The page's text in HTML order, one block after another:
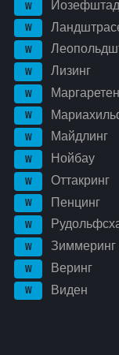
W
W
W
W Лизинг
W Маргаретен
W
W Майдлинг
W Нойбау
W Оттакринг
W Пенцинг
W
W Зиммеринг
W Веринг
W Виден